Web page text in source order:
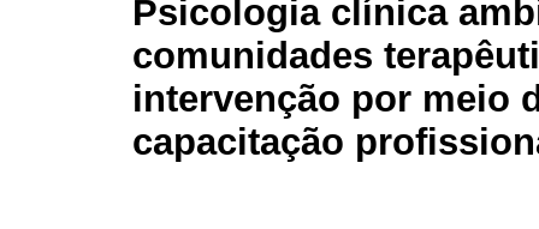
Psicologia clínica
comunidades
intervenção por meio
capacitação